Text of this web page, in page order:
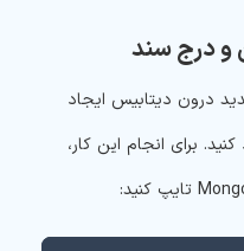
و درج سند
درون دیتابیس ایجاد
برای انجام این کار،